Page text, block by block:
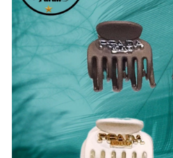
Mã giảm giá:
Ngày hết hạn: